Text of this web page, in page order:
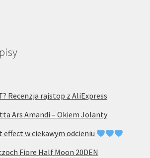
Recenzja rajstop z AliExpress
Ars Amandi – Okiem Jolanty
w ciekawym odcieniu
Fiore Half Moon 20DEN